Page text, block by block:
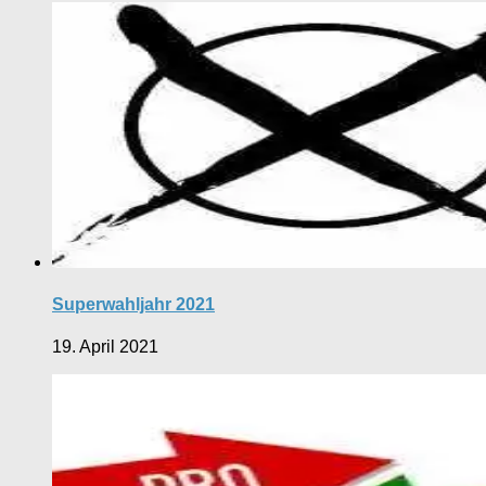
Superwahljahr 2021
19. April 2021